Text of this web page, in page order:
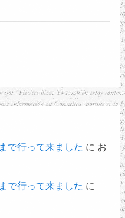
で行って来ました に お
で行って来ました に